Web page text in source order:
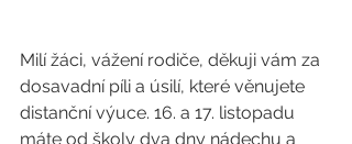
Milí žáci, vážení rodiče, děkuji vám za
dosavadní píli a úsilí, které věnujete
distanční výuce. 16. a 17. listopadu
máte od školy dva dny nádechu a